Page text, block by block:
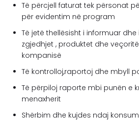
Të përcjell faturat tek përsonat
për evidentim në program
Të jetë thellësisht i informuar
zgjedhjet , produktet dhe
kompanisë
Të kontrolloj,raportoj dhe mbyll
Të përpiloj raporte mbi punën e
menaxherit
Shërbim dhe kujdes ndaj